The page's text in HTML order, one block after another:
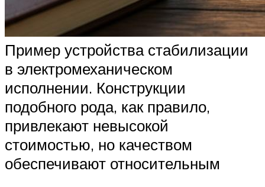
Пример устройства стабилизации
в электромеханическом
исполнении. Конструкции
подобного рода, как правило,
привлекают невысокой
стоимостью, но качеством
обеспечивают относительным